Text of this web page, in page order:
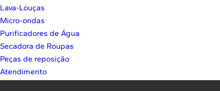
Lava-Louças
Micro-ondas
Purificadores de Água
Secadora de Roupas
Peças de reposição
Atendimento